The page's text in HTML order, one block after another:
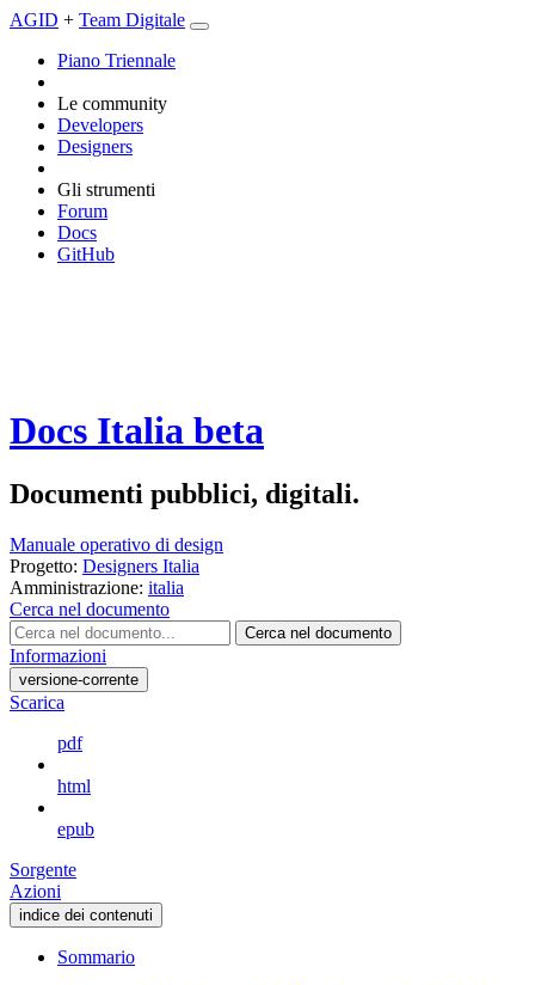
AGID + Team Digitale
Piano Triennale
Le community
Developers
Designers
Gli strumenti
Forum
Docs
GitHub
Docs Italia beta
Documenti pubblici, digitali.
Manuale operativo di design
Progetto: Designers Italia
Amministrazione: italia
Cerca nel documento
Cerca nel documento
Informazioni
versione-corrente
Scarica
pdf
html
epub
Sorgente
Azioni
indice dei contenuti
Sommario